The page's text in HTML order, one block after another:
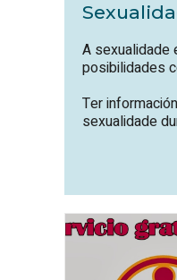
A sexualidade
posibilidades
Ter
sexualidade